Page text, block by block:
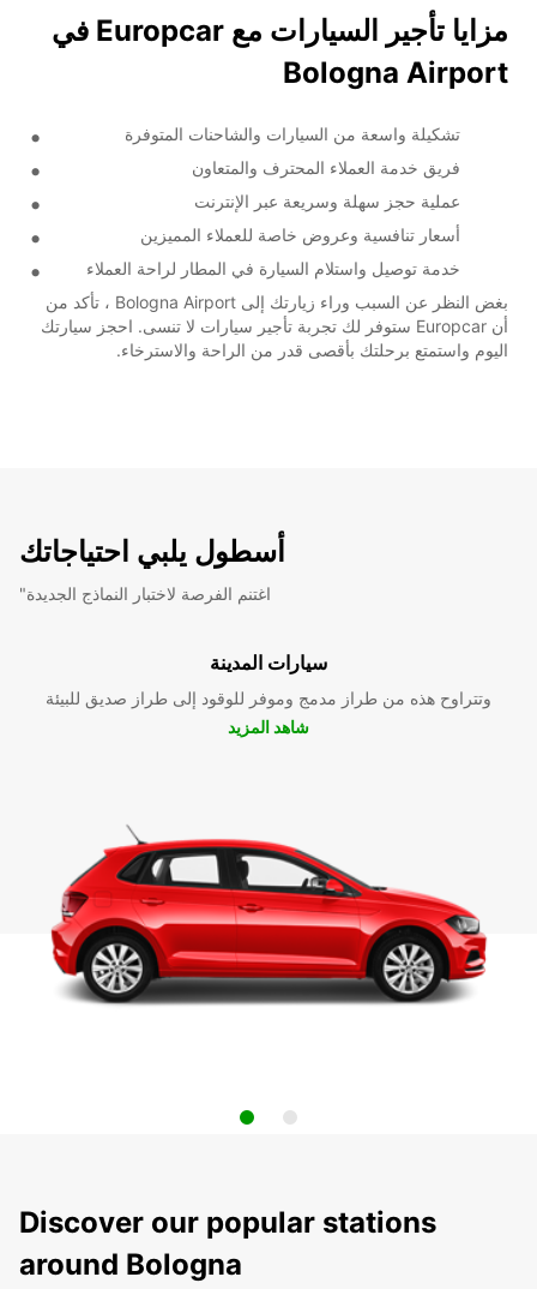
مزايا تأجير السيارات مع Europcar في
Bologna Airport
تشكيلة واسعة من السيارات والشاحنات المتوفرة
فريق خدمة العملاء المحترف والمتعاون
عملية حجز سهلة وسريعة عبر الإنترنت
أسعار تنافسية وعروض خاصة للعملاء المميزين
خدمة توصيل واستلام السيارة في المطار لراحة العملاء
بغض النظر عن السبب وراء زيارتك إلى Bologna Airport ، تأكد من
أن Europcar ستوفر لك تجربة تأجير سيارات لا تنسى. احجز سيارتك
اليوم واستمتع برحلتك بأقصى قدر من الراحة والاسترخاء.
أسطول يلبي احتياجاتك
"اغتنم الفرصة لاختبار النماذج الجديدة
سيارات المدينة
وتتراوح هذه من طراز مدمج وموفر للوقود إلى طراز صديق للبيئة
شاهد المزيد
Discover our popular stations
around Bologna